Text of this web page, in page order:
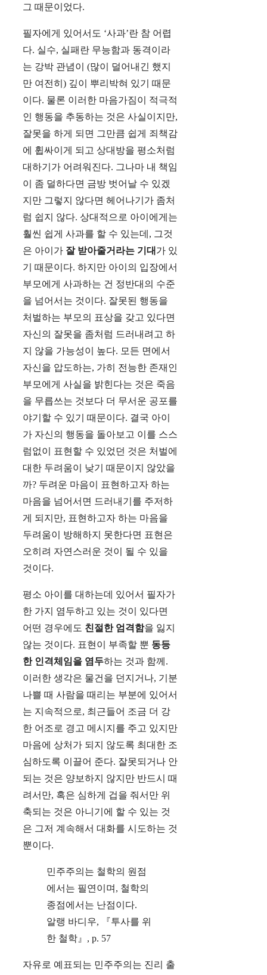
그 때문이었다.
필자에게 있어서도 ‘사과’란 참 어렵
다. 실수, 실패란 무능함과 동격이라
는 강박 관념이 (많이 덜어내긴 했지
만 여전히) 깊이 뿌리박혀 있기 때문
이다. 물론 이러한 마음가짐이 적극적
인 행동을 추동하는 것은 사실이지만,
잘못을 하게 되면 그만큼 쉽게 죄책감
에 휩싸이게 되고 상대방을 평소처럼
대하기가 어려워진다. 그나마 내 책임
이 좀 덜하다면 금방 벗어날 수 있겠
지만 그렇지 않다면 헤어나기가 좀처
럼 쉽지 않다. 상대적으로 아이에게는
훨씬 쉽게 사과를 할 수 있는데, 그것
은 아이가 잘 받아줄거라는 기대 가 있
기 때문이다. 하지만 아이의 입장에서
부모에게 사과하는 건 정반대의 수준
을 넘어서는 것이다. 잘못된 행동을
처벌하는 부모의 표상을 갖고 있다면
자신의 잘못을 좀처럼 드러내려고 하
지 않을 가능성이 높다. 모든 면에서
자신을 압도하는, 가히 전능한 존재인
부모에게 사실을 밝힌다는 것은 죽음
을 무릅쓰는 것보다 더 무서운 공포를
야기할 수 있기 때문이다. 결국 아이
가 자신의 행동을 돌아보고 이를 스스
럼없이 표현할 수 있었던 것은 처벌에
대한 두려움이 낮기 때문이지 않았을
까? 두려운 마음이 표현하고자 하는
마음을 넘어서면 드러내기를 주저하
게 되지만, 표현하고자 하는 마음을
두려움이 방해하지 못한다면 표현은
오히려 자연스러운 것이 될 수 있을
것이다.
평소 아이를 대하는데 있어서 필자가
한 가지 염두하고 있는 것이 있다면
어떤 경우에도 친절한 엄격함을 잃지
않는 것이다. 표현이 부족할 뿐 동등
한 인격체임을 염두하는 것과 함께.
이러한 생각은 물건을 던지거나, 기분
나쁠 때 사람을 때리는 부분에 있어서
는 지속적으로, 최근들어 조금 더 강
한 어조로 경고 메시지를 주고 있지만
마음에 상처가 되지 않도록 최대한 조
심하도록 이끌어 준다. 잘못되거나 안
되는 것은 양보하지 않지만 반드시 때
려서만, 혹은 심하게 겁을 줘서만 위
축되는 것은 아니기에 할 수 있는 것
은 그저 계속해서 대화를 시도하는 것
뿐이다.
민주주의는 철학의 원점
에서는 필연이며, 철학의
종점에서는 난점이다.
알랭 바디우, 『투사를 위
한 철학』, p. 57
자유로 예표되는 민주주의는 진리 출